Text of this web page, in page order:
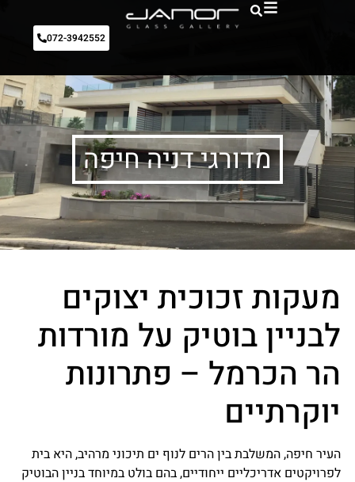
072-3942552
מדורגי דניה חיפה
מעקות זכוכית יצוקים
לבניין בוטיק על מורדות
הר הכרמל – פתרונות
יוקרתיים
העיר חיפה, המשלבת בין הרים לנוף ים תיכוני מרהיב, היא בית
לפרויקטים אדריכליים ייחודיים, בהם בולט במיוחד בניין הבוטיק